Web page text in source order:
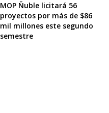
MOP Ñuble licitará 56
proyectos por más de $86
mil millones este segundo
semestre